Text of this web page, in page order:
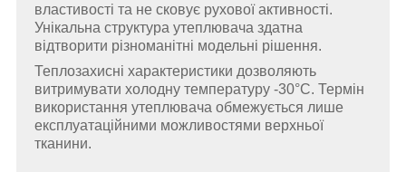
властивості та не сковує рухової активності.
Унікальна структура утеплювача здатна
відтворити різноманітні модельні рішення.
Теплозахисні характеристики дозволяють
витримувати холодну температуру -30°С. Термін
використання утеплювача обмежується лише
експлуатаційними можливостями верхньої
тканини.